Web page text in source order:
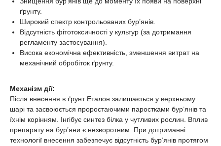
ґрунту.
Широкий спектр контрольованих бур’янів.
Відсутність фітотоксичності у культур (за дотримання
регламенту застосування).
Висока економічна ефективність, зменшення витрат на
механічний обробіток ґрунту.
Механізм дії:
Після внесення в ґрунт Еталон залишається у верхньому
шарі та засвоюється проростаючими паростками бур’янів та
їхнім корінням. Інгібує синтез білка у чутливих рослин. Вплив
препарату на бур’яни є незворотним. При дотриманні
технології внесення забезпечує відсутність бур’янів протягом